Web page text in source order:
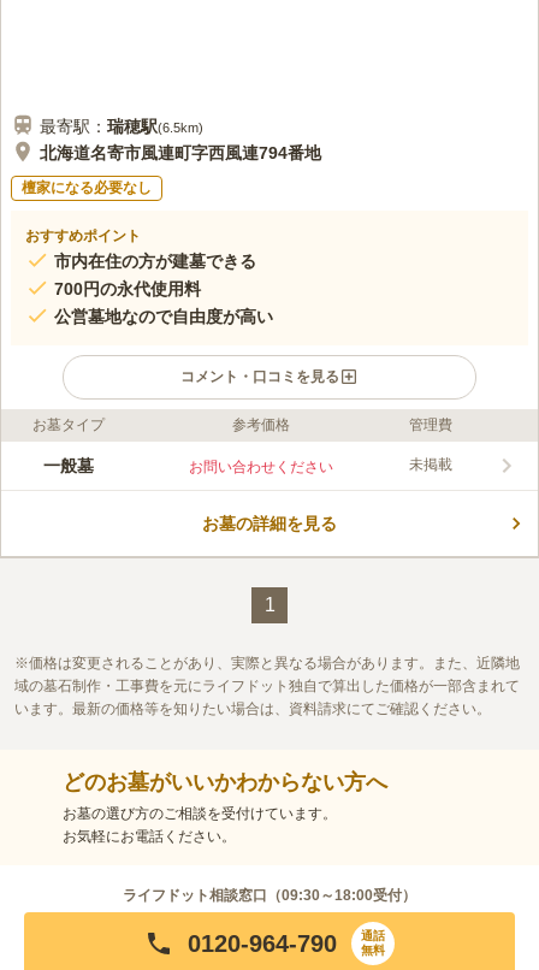
最寄駅： 瑞穂駅(6.5km)
北海道名寄市風連町字西風連794番地
檀家になる必要なし
おすすめポイント
市内在住の方が建墓できる
700円の永代使用料
公営墓地なので自由度が高い
コメント・口コミを見る
ライフドット編集部のコメント
墓地の近くに「風連別川」が流れているので、川のせせらぎを感
意味する「フーレ・ペツ」が語源と言われています。 酸化鉄を
この霊園はまだ誰からも評価されていません。
お墓タイプ 参考価格 管理費
一般墓 お問い合わせください 未掲載
お墓の詳細を見る
1
価格は変更されることがあり、実際と異なる場合があります。また、近隣地
域の墓石制作・工事費を元にライフドット独自で算出した価格が一部含まれて
います。最新の価格等を知りたい場合は、資料請求にてご確認ください。
どのお墓がいいかわからない方へ
お墓の選び方のご相談を受付けています。
お気軽にお電話ください。
ライフドット相談窓口（09:30～18:00受付）
0120-964-790
通話
無料